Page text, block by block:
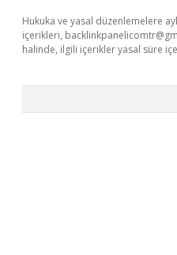
Hukuka ve yasal düzenlemelere
içerikleri,
halinde, ilgili içerikler yasal süre